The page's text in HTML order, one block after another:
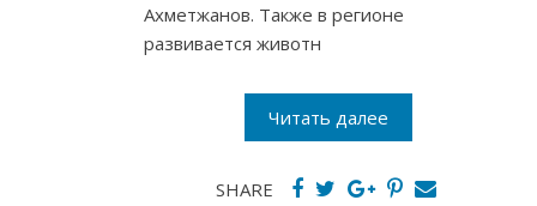
Ахметжанов. Также в регионе
развивается животн
Читать далее
SHARE